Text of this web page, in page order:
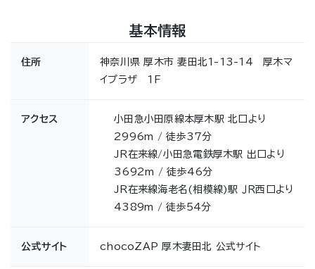
基本情報
住所
神奈川県 厚木市 妻田北1-13-14 厚木マ
イプラザ 1F
アクセス
小田急小田原線本厚木駅 北口より
2996m / 徒歩37分
JR在来線/小田急電鉄厚木駅 出口より
3692m / 徒歩46分
JR在来線海老名(相模線)駅 ＪＲ西口より
4389m / 徒歩54分
公式サイト chocoZAP 厚木妻田北 公式サイト